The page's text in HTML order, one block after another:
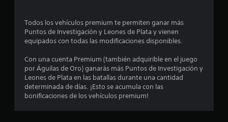
0
Todos los vehículos premium te permiten ganar más
Puntos de Investigación y Leones de Plata y vienen
equipados con todas las modificaciones disponibles.
Con una cuenta Premium (también adquirible en el juego
por Águilas de Oro) ganarás más Puntos de Investigación y
Leones de Plata en las batallas durante una cantidad
determinada de días. ¡Esto se acumula con las
bonificaciones de los vehículos premium!